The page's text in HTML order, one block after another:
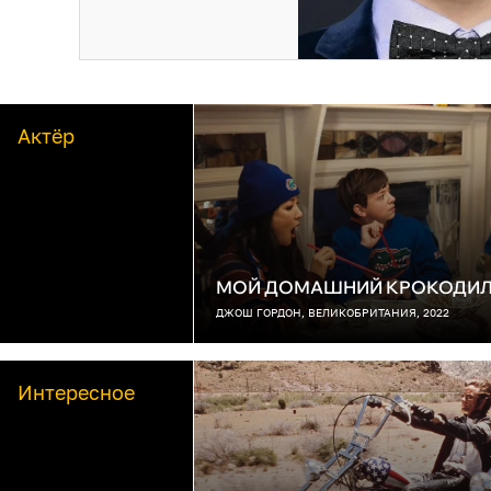
Актёр
МОЙ ДОМАШНИЙ
ДЖОШ ГОРДОН, ВЕЛИКОБРИТАНИЯ, 2022
Интересное